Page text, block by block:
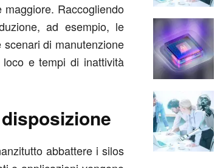
maggiore. Raccogliendo
ad esempio, le
di manutenzione
e tempi di inattività
abbattere i silos